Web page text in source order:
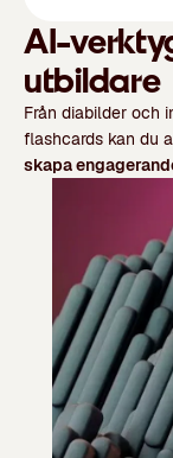
AI-
utbildare
Från diabilder och
flashcards kan du
skapa